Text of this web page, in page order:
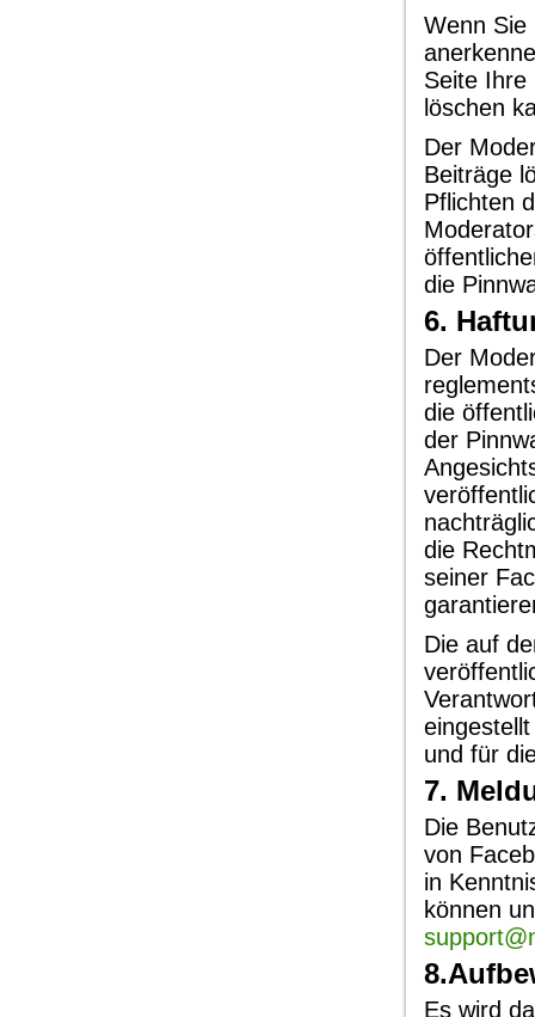
Wenn Sie
Seite Ihre
löschen
Der
Beiträge
Pflichten
die
6.
Der
die
der
die
seiner
Die auf
und für
7.
Die
von
in
können
Es wird